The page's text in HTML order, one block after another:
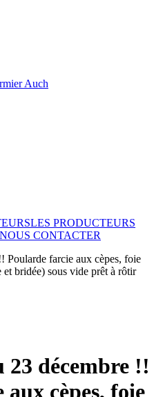
Auch
LES PRODUCTEURS
NOUS CONTACTER
farcie aux cèpes, foie
et bridée) sous vide prêt à rôtir
décembre !!
cèpes, foie